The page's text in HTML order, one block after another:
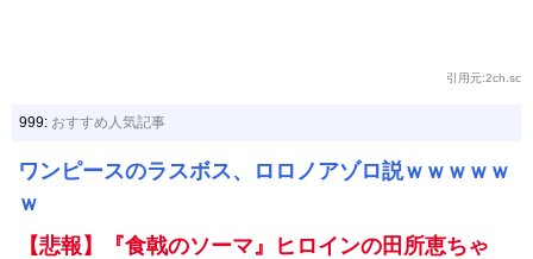
引用元:2ch.sc
999: おすすめ人気記事
ワンピースのラスボス、ロロノアゾロ説ｗｗｗｗｗ
ｗ
【悲報】『食戟のソーマ』ヒロインの田所恵ちゃ